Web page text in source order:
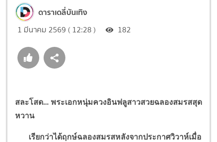
ดาราเดลี่บันเทิง
1 มีนาคม 2569 ( 12:28 ) 182
สละโสด… พระเอกหนุ่มควงอินฟลูสาวสวยฉลองสมรสสุด
หวาน
เรียกว่าได้ฤกษ์ฉลองสมรสหลังจากประกาศวิวาห์เมื่อ